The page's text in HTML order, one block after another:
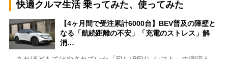
快適クルマ生活 乗ってみた、使ってみた
【4ヶ月間で受注累計6000台】BEV普及の障壁と
なる「航続距離の不安」「充電のストレス」解
消…